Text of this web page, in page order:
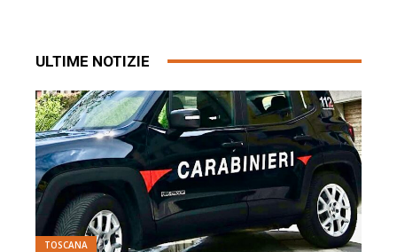
ULTIME NOTIZIE
TOSCANA